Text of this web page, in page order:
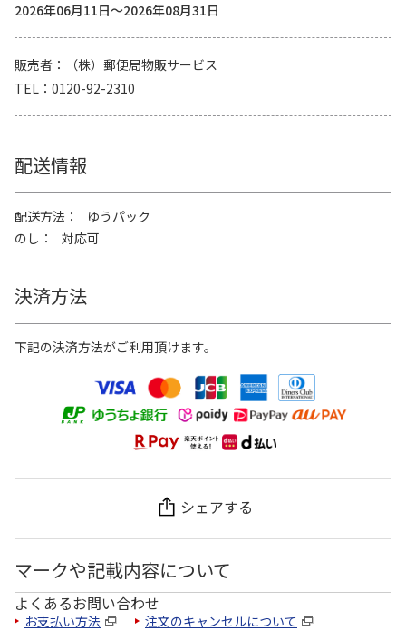
2026年06月11日～2026年08月31日
販売者
（株）郵便局物販サービス
TEL
0120-92-2310
配送情報
配送方法
ゆうパック
のし
対応可
決済方法
下記の決済方法がご利用頂けます。
シェアする
マークや記載内容について
よくあるお問い合わせ
お支払い方法 注文のキャンセルについて